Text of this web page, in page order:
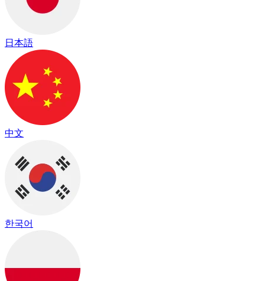
日本語
中文
한국어